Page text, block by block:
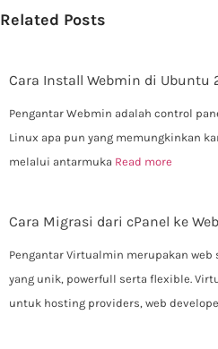
Related Posts
Cara Install Webmin di Ubuntu
Pengantar Webmin adalah control
Linux apa pun yang memungkinkan
melalui antarmuka Read more
Cara Migrasi dari cPanel ke
Pengantar Virtualmin merupakan
yang unik, powerfull serta flexible.
untuk hosting providers, web